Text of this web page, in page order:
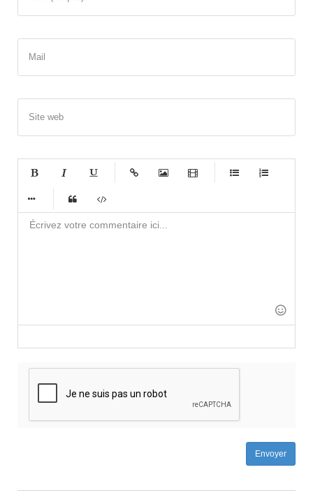
Mail
Site web
-
-
-
-
-
-
-
-
Envoyer